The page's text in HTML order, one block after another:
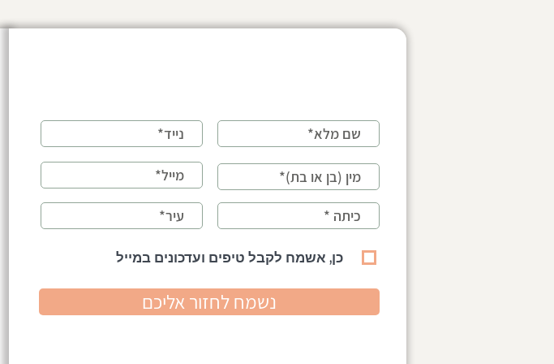
ביישנות אצל ילדים - מתי זה טבעי
ומתי כדאי לעזור?
כן, אשמח לקבל טיפים ועדכונים במייל
נשמח לחזור אליכם